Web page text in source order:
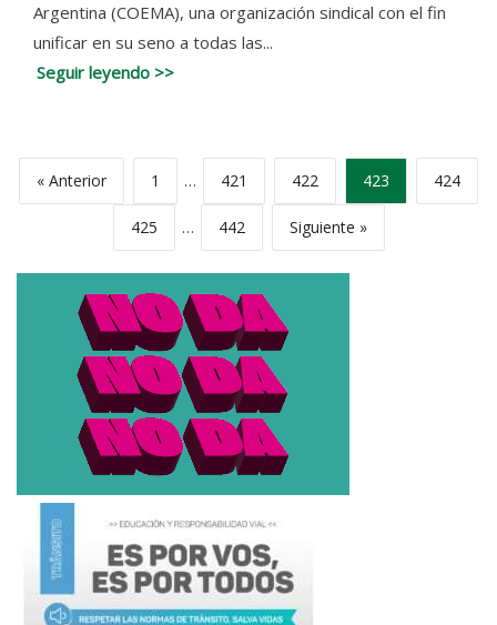
Argentina (COEMA), una organización sindical con el fin
unificar en su seno a todas las...
Seguir leyendo >>
« Anterior 1 … 421 422 423 424
425 … 442 Siguiente »